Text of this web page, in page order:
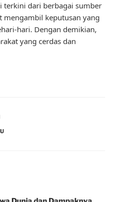
terkini dari berbagai sumber
mengambil keputusan yang
hari. Dengan demikian,
yang cerdas dan